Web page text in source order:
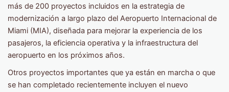
más de 200 proyectos incluidos en la estrategia de
modernización a largo plazo del Aeropuerto Internacional de
Miami (MIA), diseñada para mejorar la experiencia de los
pasajeros, la eficiencia operativa y la infraestructura del
aeropuerto en los próximos años.
Otros proyectos importantes que ya están en marcha o que
se han completado recientemente incluyen el nuevo